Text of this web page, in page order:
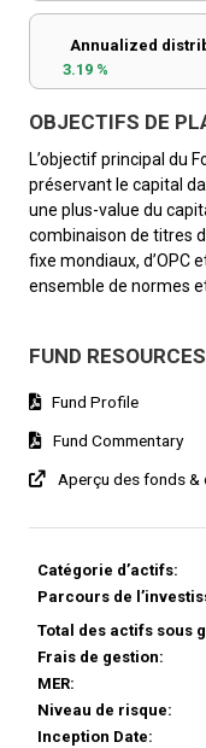
Annualized
3.19 %
OBJECTIFS DE
L’objectif principal du
préservant le capital
une plus-value du
combinaison de titres
fixe mondiaux, d’OPC
ensemble de normes
FUND RESOURCES
Fund Profile
Fund Commentary
Aperçu des fonds &
Catégorie d’actifs:
Parcours de
Total des actifs sous
Frais de gestion:
MER:
Niveau de risque:
Inception Date: